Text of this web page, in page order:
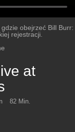
obejrzeć Bill Burr:
rejestracji.
at
82 Min.